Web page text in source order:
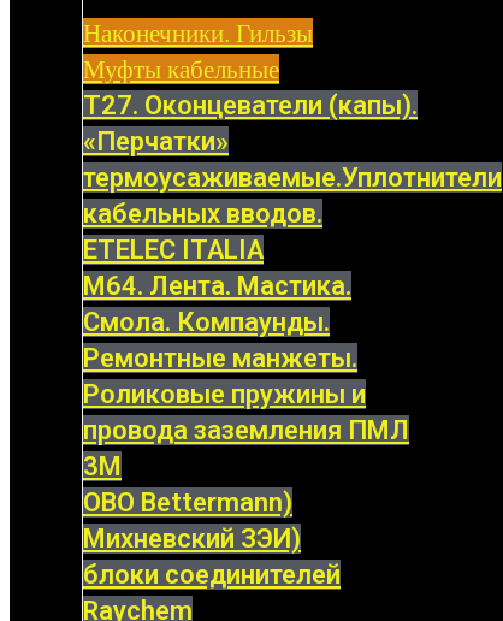
Наконечники. Гильзы
Муфты кабельные
Т27. Оконцеватели (капы).
«Перчатки»
термоусаживаемые.Уплотнители
кабельных вводов.
ETELEC ITALIA
М64. Лента. Мастика.
Смола. Компаунды.
Ремонтные манжеты.
Роликовые пружины и
провода заземления ПМЛ
3M
OBO Bettermann)
Михневский ЗЭИ)
блоки соединителей
Raychem